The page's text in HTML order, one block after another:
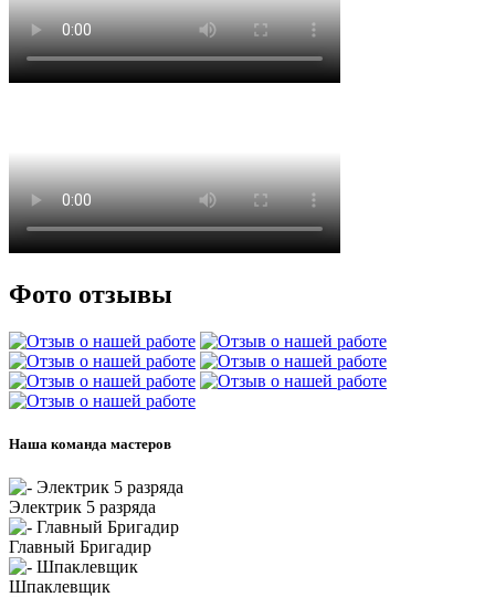
Фото отзывы
Наша команда мастеров
Электрик 5 разряда
Главный Бригадир
Шпаклевщик